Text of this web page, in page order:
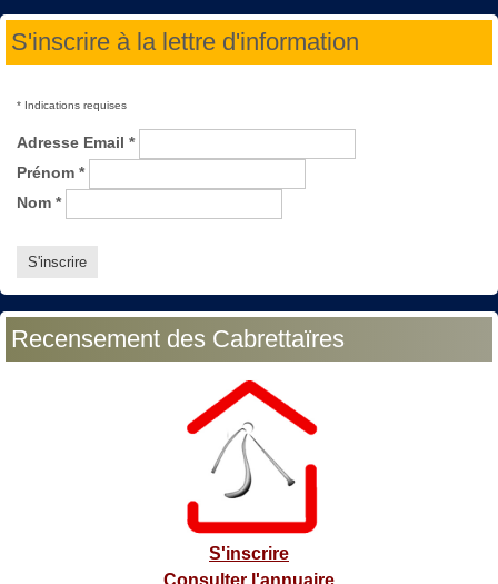
S'inscrire à la lettre d'information
* Indications requises
Adresse Email *
Prénom *
Nom *
Recensement des Cabrettaïres
S'inscrire
Consulter l'annuaire